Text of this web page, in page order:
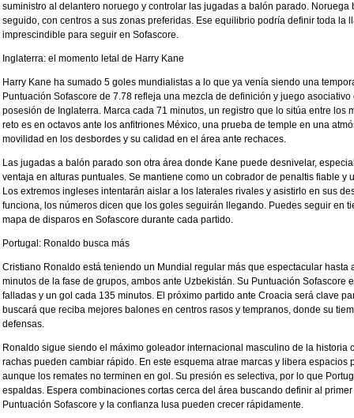
suministro al delantero noruego y controlar las jugadas a balón parado.
seguido, con centros a sus zonas preferidas. Ese equilibrio podría definir toda la
imprescindible para seguir en Sofascore.
Inglaterra: el momento letal de Harry Kane
Harry Kane ha sumado 5 goles mundialistas a lo que ya venía siendo una
Puntuación Sofascore de 7.78 refleja una mezcla de definición y juego
posesión de Inglaterra. Marca cada 71 minutos, un registro que lo sitúa entre los
reto es en octavos ante los anfitriones México, una prueba de temple en una
movilidad en los desbordes y su calidad en el área ante rechaces.
Las jugadas a balón parado son otra área donde Kane puede desnivelar,
ventaja en alturas puntuales. Se mantiene como un cobrador de penaltis fiable y
Los extremos ingleses intentarán aislar a los laterales rivales y asistirlo en sus
funciona, los números dicen que los goles seguirán llegando. Puedes seguir en
mapa de disparos en Sofascore durante cada partido.
Portugal: Ronaldo busca más
Cristiano Ronaldo está teniendo un Mundial regular más que espectacular hasta
minutos de la fase de grupos, ambos ante Uzbekistán. Su Puntuación Sofascore
falladas y un gol cada 135 minutos. El próximo partido ante Croacia será clave
buscará que reciba mejores balones en centros rasos y tempranos, donde su
defensas.
Ronaldo sigue siendo el máximo goleador internacional masculino de la historia
rachas pueden cambiar rápido. En este esquema atrae marcas y libera espacios
aunque los remates no terminen en gol. Su presión es selectiva, por lo que
espaldas. Espera combinaciones cortas cerca del área buscando definir al
Puntuación Sofascore y la confianza lusa pueden crecer rápidamente.